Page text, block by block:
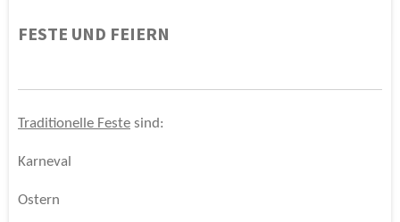
FESTE UND FEIERN
Traditionelle Feste sind:
Karneval
Ostern